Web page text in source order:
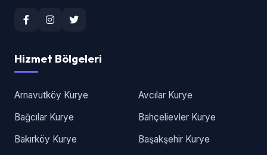
Hizmet Bölgeleri
Arnavutköy Kurye
Avcılar Kurye
Bağcılar Kurye
Bahçelievler Kurye
Bakırköy Kurye
Başakşehir Kurye